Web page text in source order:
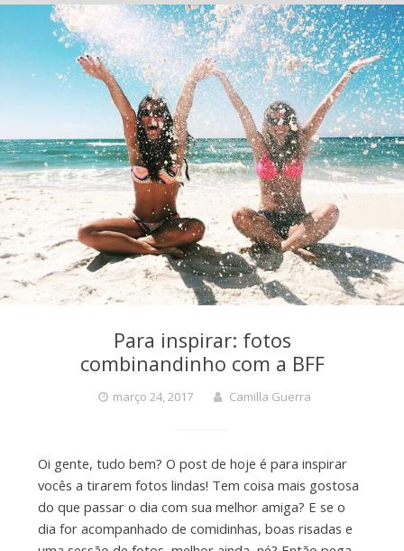
Para inspirar: fotos
combinandinho com a BFF
março 24, 2017 Camilla Guerra
Oi gente, tudo bem? O post de hoje é para inspirar
vocês a tirarem fotos lindas! Tem coisa mais gostosa
do que passar o dia com sua melhor amiga? E se o
dia for acompanhado de comidinhas, boas risadas e